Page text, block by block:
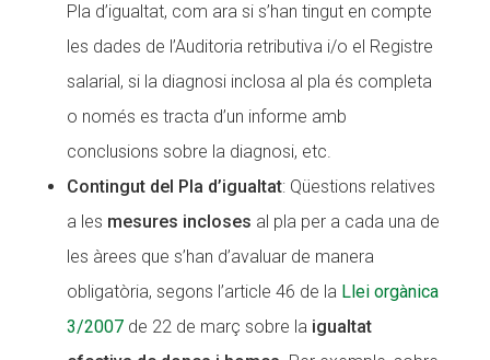
Pla d’igualtat, com ara si s’han tingut en compte
les dades de l’Auditoria retributiva i/o el Registre
salarial, si la diagnosi inclosa al pla és completa
o només es tracta d’un informe amb
conclusions sobre la diagnosi, etc.
Contingut del Pla d’igualtat: Qüestions relatives
a les mesures incloses al pla per a cada una de
les àrees que s’han d’avaluar de manera
obligatòria, segons l’article 46 de la Llei orgànica
3/2007de 22 de març sobre la igualtat